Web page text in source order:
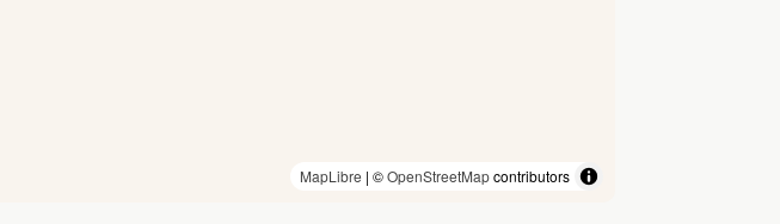
MapLibre | ©OpenStreetMapcontributors